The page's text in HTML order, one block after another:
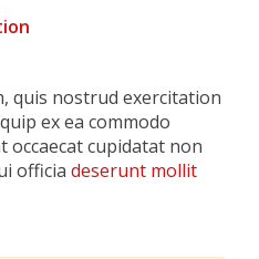
quis nostrud exercitation
ex ea commodo
occaecat cupidatat non
officiadeserunt mollit